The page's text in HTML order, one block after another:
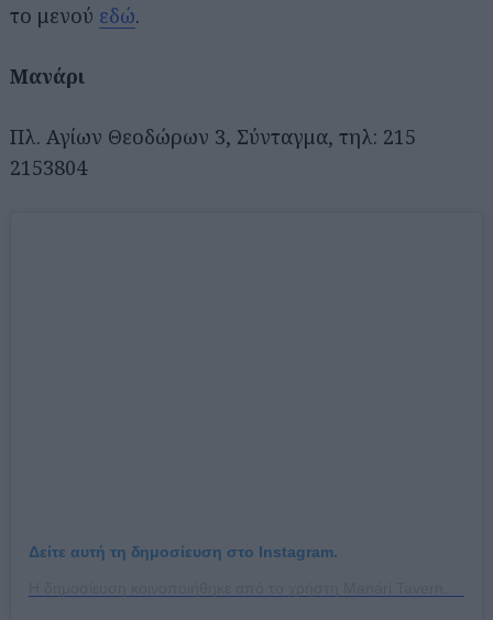
το μενού εδώ.
Μανάρι
Πλ. Αγίων Θεοδώρων 3, Σύνταγμα, τηλ: 215
2153804
Δείτε αυτή τη δημοσίευση στο Instagram.